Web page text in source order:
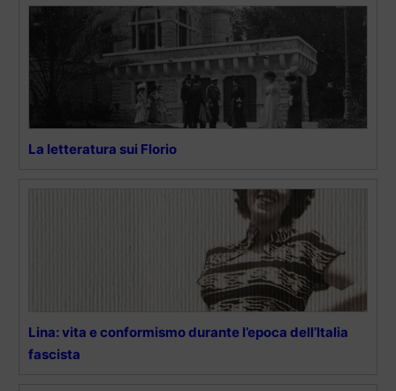
La letteratura sui Florio
Lina: vita e conformismo durante l’epoca dell’Italia
fascista